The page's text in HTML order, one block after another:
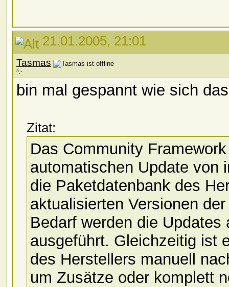
21.01.2005, 21:01
Tasmas
^.-
bin mal gespannt wie sich
Zitat:
Das Community
automatischen Update von
die Paketdatenbank des
aktualisierten Versionen
Bedarf werden die
ausgeführt. Gleichzeitig ist
des Herstellers manuell
um Zusätze oder komplett